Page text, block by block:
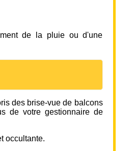
de la pluie ou d'une
des brise-vue de balcons
de votre gestionnaire de
occultante.